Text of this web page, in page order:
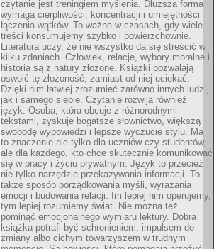
czytanie jest treningiem myślenia. Dłuższa forma
wymaga cierpliwości, koncentracji i umiejętności
łączenia wątków. To ważne w czasach, gdy wiele
treści konsumujemy szybko i powierzchownie.
Literatura uczy, że nie wszystko da się streścić w
kilku zdaniach. Człowiek, relacje, wybory moralne i
historia są z natury złożone. Książki pozwalają
oswoić tę złożoność, zamiast od niej uciekać.
Dzięki nim łatwiej zrozumieć zarówno innych ludzi,
jak i samego siebie. Czytanie rozwija również
język. Osoba, która obcuje z różnorodnymi
tekstami, zyskuje bogatsze słownictwo, większą
swobodę wypowiedzi i lepsze wyczucie stylu. Ma
to znaczenie nie tylko dla uczniów czy studentów,
ale dla każdego, kto chce skutecznie komunikować
się w pracy i życiu prywatnym. Język to przecież
nie tylko narzędzie przekazywania informacji. To
także sposób porządkowania myśli, wyrażania
emocji i budowania relacji. Im lepiej nim operujemy,
tym lepiej rozumiemy świat. Nie można też
pominąć emocjonalnego wymiaru lektury. Dobra
książka potrafi być schronieniem, impulsem do
zmiany albo cichym towarzyszem w trudnym